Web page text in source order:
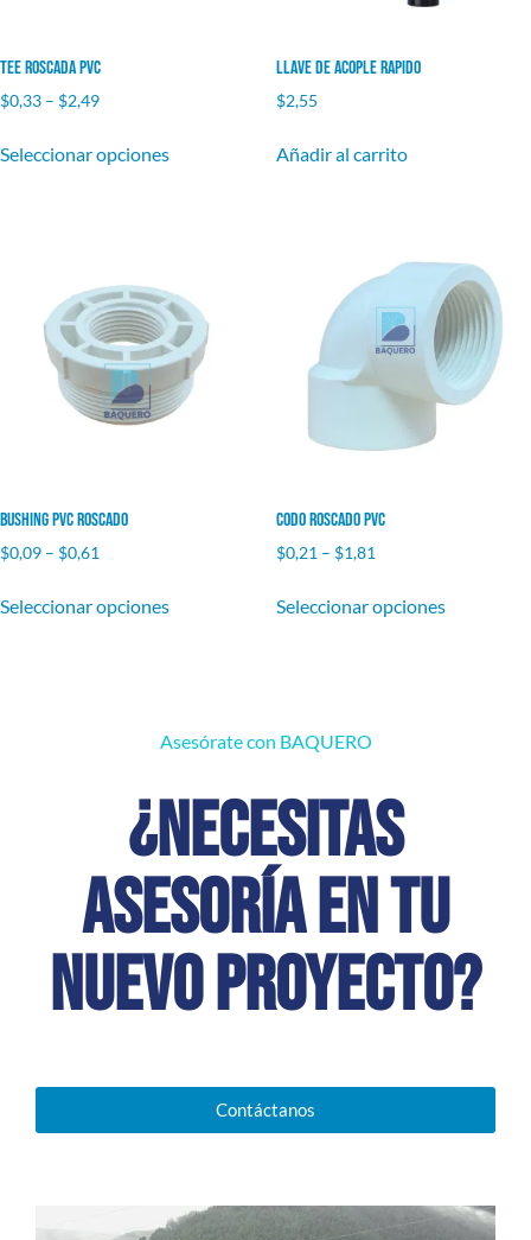
Tee Roscada PVC
$0,33 – $2,49
Seleccionar opciones
Llave de Acople Rapido
$2,55
Añadir al carrito
Bushing PVC Roscado
$0,09 – $0,61
Seleccionar opciones
Codo Roscado PVC
$0,21 – $1,81
Seleccionar opciones
Asesórate con BAQUERO
¿Necesitas
asesoría en tu
nuevo proyecto?
Contáctanos